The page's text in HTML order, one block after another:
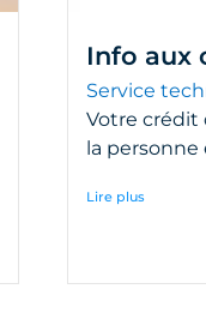
Info aux
Service
Votre crédit
la personne
Lire plus